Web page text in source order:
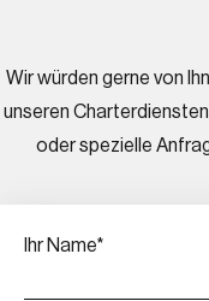
Wir würden gerne von
unseren
oder spezielle
Ihr Name*